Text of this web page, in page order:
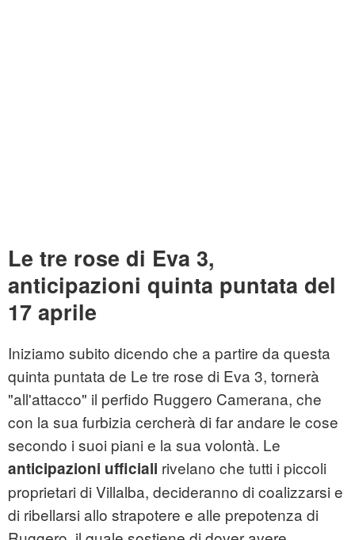
Le tre rose di Eva 3,
anticipazioni quinta puntata del
17 aprile
Iniziamo subito dicendo che a partire da questa
quinta puntata de Le tre rose di Eva 3, tornerà
"all'attacco" il perfido Ruggero Camerana, che
con la sua furbizia cercherà di far andare le cose
secondo i suoi piani e la sua volontà. Le
anticipazioni ufficiali rivelano che tutti i piccoli
proprietari di Villalba, decideranno di coalizzarsi e
di ribellarsi allo strapotere e alle prepotenza di